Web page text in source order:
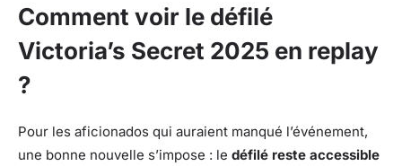
Comment voir le défilé
Victoria’s Secret 2025 en replay
?
Pour les aficionados qui auraient manqué l’événement,
une bonne nouvelle s’impose : le défilé reste accessible